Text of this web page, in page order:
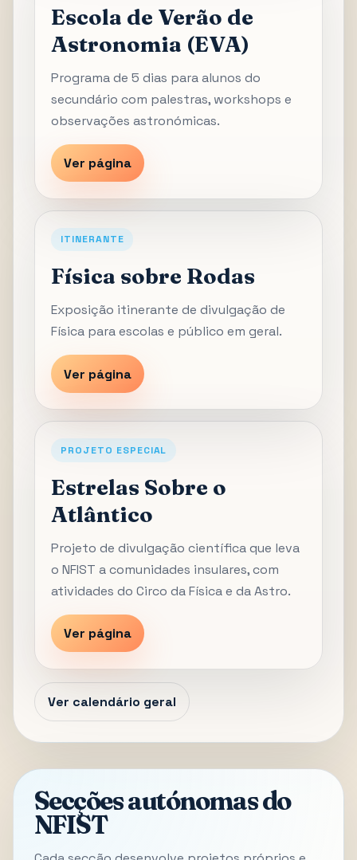
Escola de Verão de
Astronomia (EVA)
Programa de 5 dias para alunos do
secundário com palestras, workshops e
observações astronómicas.
Ver página
ITINERANTE
Física sobre Rodas
Exposição itinerante de divulgação de
Física para escolas e público em geral.
Ver página
PROJETO ESPECIAL
Estrelas Sobre o
Atlântico
Projeto de divulgação científica que leva
o NFIST a comunidades insulares, com
atividades do Circo da Física e da Astro.
Ver página
Ver calendário geral
Secções autónomas do
NFIST